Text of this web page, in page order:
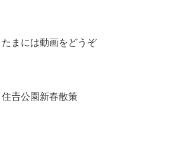
たまには動画をどうぞ
住𠮷公園新春散策